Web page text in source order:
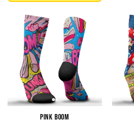
PINK BOOM